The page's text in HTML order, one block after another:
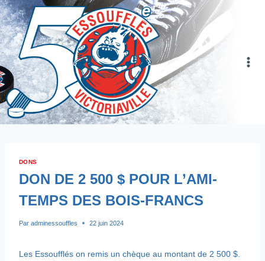
Skip
to
content
DONS
DON DE 2 500 $ POUR L’AMI-
TEMPS DES BOIS-FRANCS
Par adminessouffles 22 juin 2024
Les Essoufflés on remis un chèque au montant de 2 500 $.